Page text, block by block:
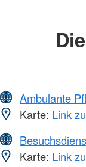
Ambulante
Karte: Link
Karte: Link